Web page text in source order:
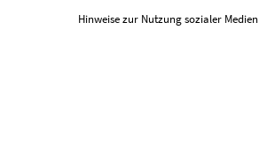
Hinweise zur Nutzung sozialer Medien